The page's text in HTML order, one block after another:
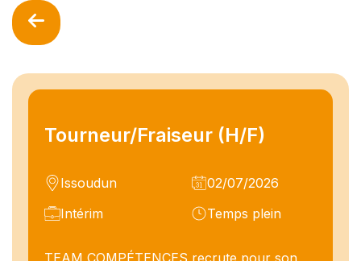
Tourneur/Fraiseur (H/F)
Issoudun
02/07/2026
Intérim
Temps plein
TEAM COMPÉTENCES recrute pour son